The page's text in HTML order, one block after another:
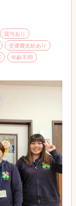
なことが多いだけ
。そんなお仕事で
賞与あり
交通費支給あり
年齢不問